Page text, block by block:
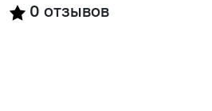
0 отзывов